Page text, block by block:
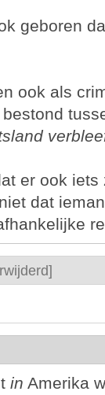
geboren
ook als
bestond
er ook
dat
in Amerika